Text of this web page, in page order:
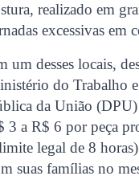
realizado em
excessivas em
um desses locais,
do Trabalho
da União (DPU)
3 a R$ 6 por peça
legal de 8
suas famílias no